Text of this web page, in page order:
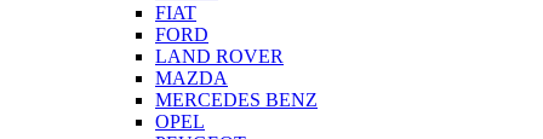
FIAT
FORD
LAND ROVER
MAZDA
MERCEDES BENZ
OPEL